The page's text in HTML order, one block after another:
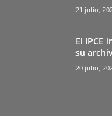
21 julio,
El IPCE
su
20 julio,